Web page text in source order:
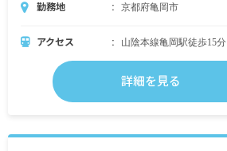
勤務地 京都府亀岡市
アクセス 山陰本線亀岡駅徒歩15分
詳細を見る